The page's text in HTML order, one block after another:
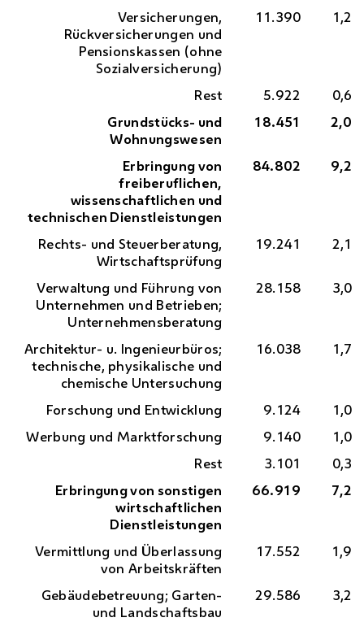
Versicherungen,
Rückversicherungen und
Pensionskassen (ohne
Sozialversicherung)
11.390 1,2
Rest 5.922
0,6
Grundstücks- und
Wohnungswesen
18.451 2,0
Erbringung von
freiberuflichen,
wissenschaftlichen und
technischen Dienstleistungen
84.802 9,2
Rechts- und Steuerberatung,
Wirtschaftsprüfung
19.241 2,1
Verwaltung und Führung von
Unternehmen und Betrieben;
Unternehmensberatung
28.158 3,0
Architektur- u. Ingenieurbüros;
technische, physikalische und
chemische Untersuchung
16.038 1,7
Forschung und Entwicklung 9.124
1,0
Werbung und Marktforschung
9.140
1,0
Rest
3.101
0,3
Erbringung von sonstigen
wirtschaftlichen
Dienstleistungen
66.919 7,2
Vermittlung und Überlassung
von Arbeitskräften
17.552 1,9
Gebäudebetreuung; Garten-
und Landschaftsbau
29.586 3,2